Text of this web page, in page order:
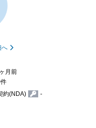
へ
月前
約(NDA) -